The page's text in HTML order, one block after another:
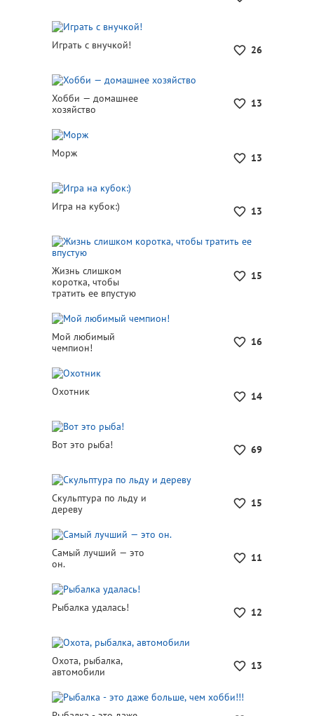
26
Играть с внучкой!
13
Хобби — домашнее
хозяйство
13
Морж
13
Игра на кубок:)
15
Жизнь слишком
коротка, чтобы
тратить ее впустую
16
Мой любимый
чемпион!
14
Охотник
69
Вот это рыба!
15
Скульптура по льду и
дереву
11
Самый лучший — это
он.
12
Рыбалка удалась!
13
Охота, рыбалка,
автомобили